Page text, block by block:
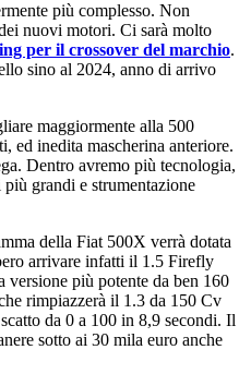
più complesso. Non
nuovi motori. Ci sarà molto
per il crossover del marchio.
sino al 2024, anno di arrivo
maggiormente alla 500
ed inedita mascherina anteriore.
Dentro avremo più tecnologia,
grandi e strumentazione
della Fiat 500X verrà dotata
arrivare infatti il 1.5 Firefly
più potente da ben 160
rimpiazzerà il 1.3 da 150 Cv
da 0 a 100 in 8,9 secondi. Il
sotto ai 30 mila euro anche